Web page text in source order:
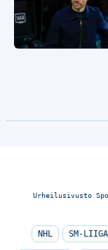
Urheilusivusto
NHL SM-LIIGA